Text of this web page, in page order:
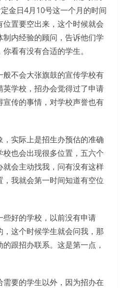
金日4月10号这一个月的时间
置要空出来，这个时候就会
内经验的顾问，告诉他们学
看有没有合适的学生。
不会大张旗鼓的宣传学校有
学校，招办会觉得过了申请
传的事情，对学校声誉也有
实际上是招生办预估的准确
也会出现很多位置，五六个
会主动找我，问有没有这样
我就会第一时间知道有空位
些好的学校，以前没有申请
这个时候学生就会问我，那
跟招办联系。这是第一点，
要的学生以外，因为招办在